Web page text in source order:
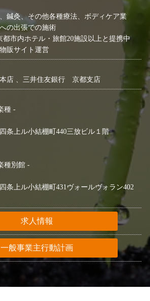
鍼灸、その他各種療法、ボディケア業
の出張での施術
市内ホテル・旅館20施設以上と提携中
販サイト運営
店 、三井住友銀行 京都支店
種 -
条上ル小結棚町440三放ビル１階
種別館 -
条上ル小結棚町431ヴォールヴォラン402
求人情報
一般事業主行動計画